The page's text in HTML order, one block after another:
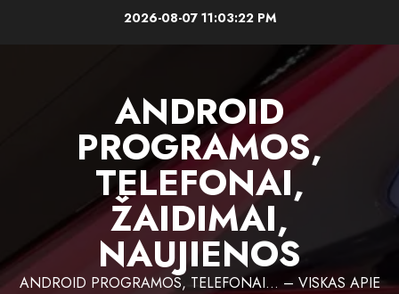
2026-08-07 11:03:23 PM
ANDROID
PROGRAMOS,
TELEFONAI,
ŽAIDIMAI,
NAUJIENOS
ANDROID PROGRAMOS, TELEFONAI… – VISKAS APIE